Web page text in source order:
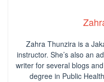
Zahra Thunzira is a
instructor. She’s also an
writer for several blogs
degree in Public